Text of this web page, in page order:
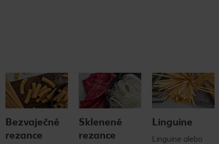
Bezvaječné
rezance
Sklenené
rezance
Linguine
Linguine alebo